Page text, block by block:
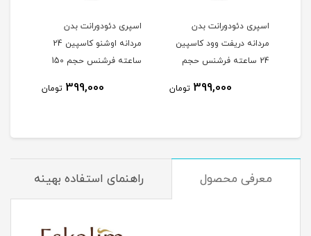
اسپری دئودورانت بدن
مردانه دریفت وود کاسپین
24 ساعته فرشنس حجم
399,000 تومان
اسپری دئودورانت بدن
مردانه اوشنو کاسپین 24
ساعته فرشنس حجم 150
399,000 تومان
معرفی محصول راهنمای استفاده بهینه